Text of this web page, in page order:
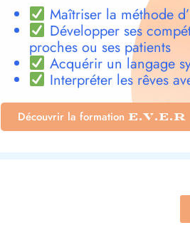
Maîtriser la méthode
Développer ses
proches ou ses patients
Acquérir un langage
Interpréter les rêves
Découvrir la formation E.V.E.R